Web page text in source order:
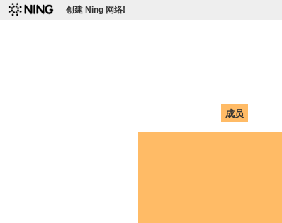
创建 Ning 网络!
成员